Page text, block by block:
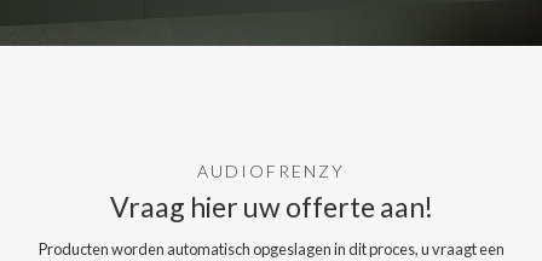
AUDIOFRENZY
Vraag hier uw offerte aan!
Producten worden automatisch opgeslagen in dit proces, u vraagt een